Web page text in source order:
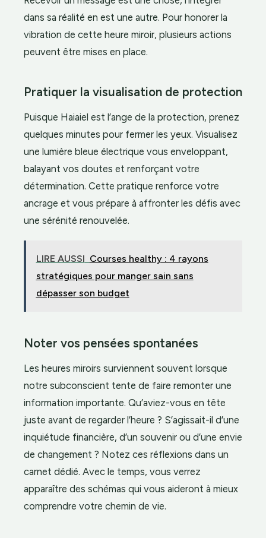
dans sa réalité en est une autre. Pour honorer la
vibration de cette heure miroir, plusieurs actions
peuvent être mises en place.
Pratiquer la visualisation de protection
Puisque Haiaiel est l’ange de la protection, prenez
quelques minutes pour fermer les yeux. Visualisez
une lumière bleue électrique vous enveloppant,
balayant vos doutes et renforçant votre
détermination. Cette pratique renforce votre
ancrage et vous prépare à affronter les défis avec
une sérénité renouvelée.
LIRE AUSSI Courses healthy : 4 rayons
stratégiques pour manger sain sans
dépasser son budget
Noter vos pensées spontanées
Les heures miroirs surviennent souvent lorsque
notre subconscient tente de faire remonter une
information importante. Qu’aviez-vous en tête
juste avant de regarder l’heure ? S’agissait-il d’une
inquiétude financière, d’un souvenir ou d’une envie
de changement ? Notez ces réflexions dans un
carnet dédié. Avec le temps, vous verrez
apparaître des schémas qui vous aideront à mieux
comprendre votre chemin de vie.